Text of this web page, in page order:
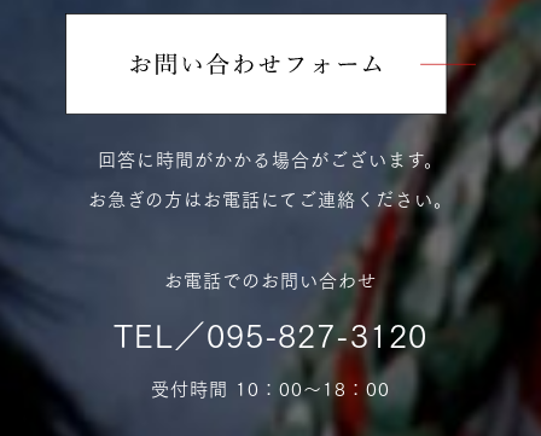
回答に時間がかかる場合がございます。
お急ぎの方はお電話にてご連絡ください。
お電話でのお問い合わせ
TEL／095-827-3120
受付時間 10：00〜18：00